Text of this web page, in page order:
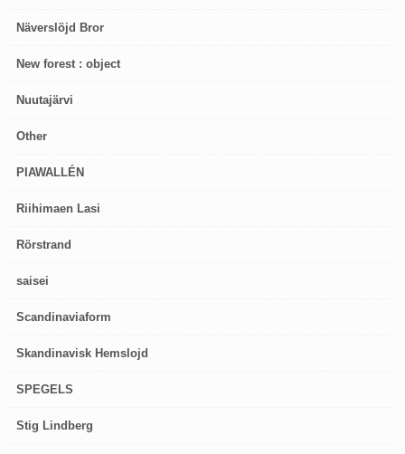
Näverslöjd Bror
New forest : object
Nuutajärvi
Other
PIAWALLÉN
Riihimaen Lasi
Rörstrand
saisei
Scandinaviaform
Skandinavisk Hemslojd
SPEGELS
Stig Lindberg